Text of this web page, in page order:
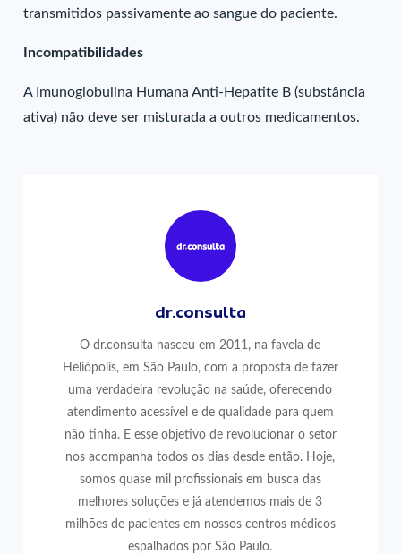
transmitidos passivamente ao sangue do paciente.
Incompatibilidades
A Imunoglobulina Humana Anti-Hepatite B (substância
ativa) não deve ser misturada a outros medicamentos.
dr.consulta
O dr.consulta nasceu em 2011, na favela de
Heliópolis, em São Paulo, com a proposta de fazer
uma verdadeira revolução na saúde, oferecendo
atendimento acessível e de qualidade para quem
não tinha. E esse objetivo de revolucionar o setor
nos acompanha todos os dias desde então. Hoje,
somos quase mil profissionais em busca das
melhores soluções e já atendemos mais de 3
milhões de pacientes em nossos centros médicos
espalhados por São Paulo.